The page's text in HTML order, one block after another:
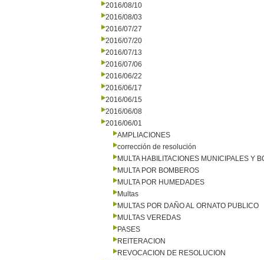
2016/08/10
2016/08/03
2016/07/27
2016/07/20
2016/07/13
2016/07/06
2016/06/22
2016/06/17
2016/06/15
2016/06/08
2016/06/01
AMPLIACIONES
corrección de resolución
MULTA HABILITACIONES MUNICIPALES Y
MULTA POR BOMBEROS
MULTA POR HUMEDADES
Multas
MULTAS POR DAÑO AL ORNATO PUBLICO
MULTAS VEREDAS
PASES
REITERACION
REVOCACION DE RESOLUCION